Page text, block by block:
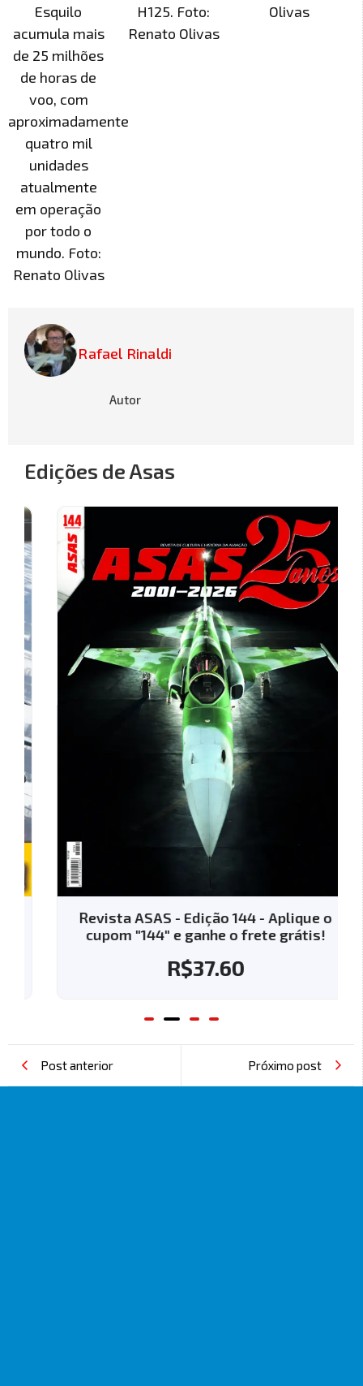
Esquilo
acumula mais
de 25 milhões
de horas de
voo, com
aproximadamente
quatro mil
unidades
atualmente
em operação
por todo o
mundo. Foto:
Renato Olivas
H125. Foto:
Renato Olivas
Olivas
Rafael Rinaldi
Autor
Edições de Asas
Revista ASAS - Edição 144 - Aplique o
cupom "144" e ganhe o frete grátis!
R$37.60
Post anterior Próximo post